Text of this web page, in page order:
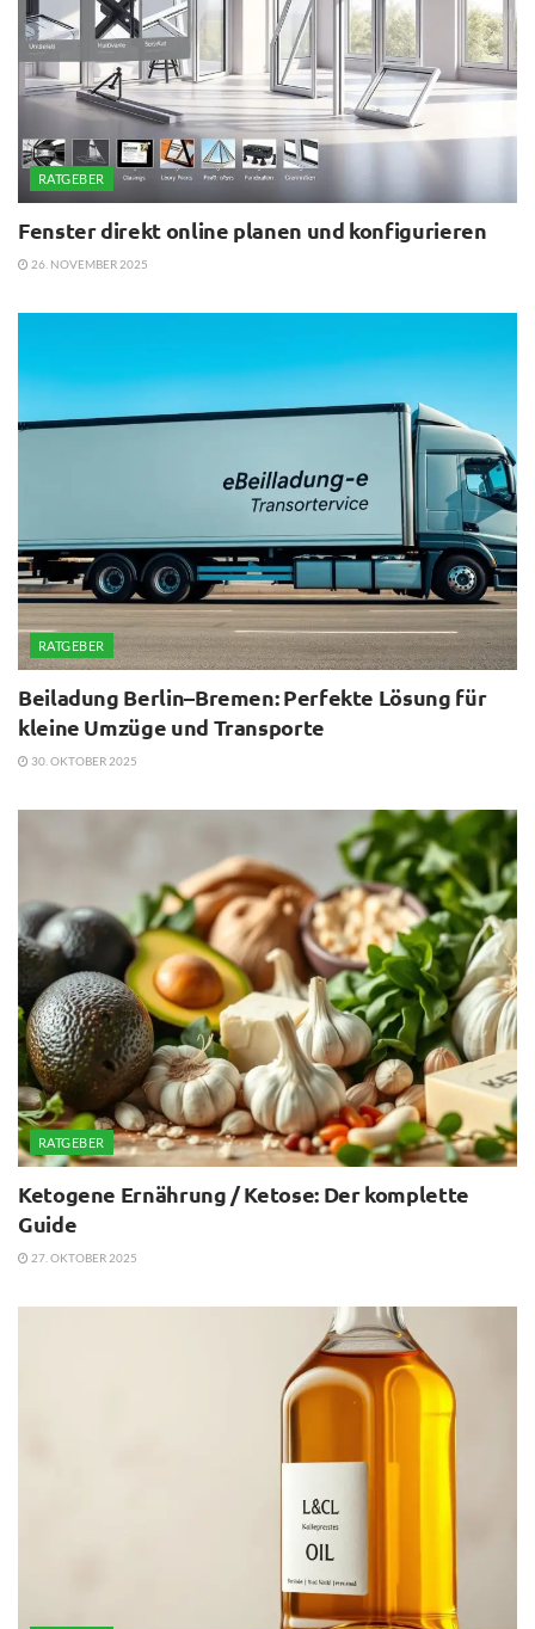
RATGEBER
Fenster direkt online planen und konfigurieren
26. NOVEMBER 2025
RATGEBER
Beiladung Berlin–Bremen: Perfekte Lösung für
kleine Umzüge und Transporte
30. OKTOBER 2025
RATGEBER
Ketogene Ernährung / Ketose: Der komplette
Guide
27. OKTOBER 2025